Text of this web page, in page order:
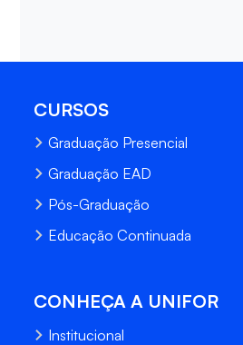
CURSOS
Graduação Presencial
Graduação EAD
Pós-Graduação
Educação Continuada
CONHEÇA A UNIFOR
Institucional